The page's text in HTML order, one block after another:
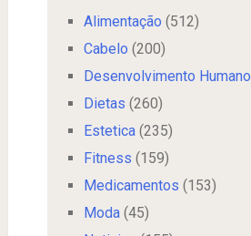
Alimentação (512)
Cabelo (200)
Desenvolvimento Humano
Dietas (260)
Estetica(235)
Fitness (159)
Medicamentos (153)
Moda(45)